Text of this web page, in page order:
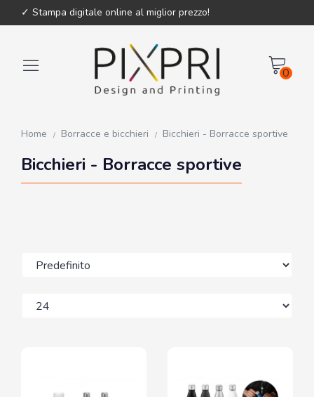
✓ Stampa digitale online al miglior prezzo!
0
Home Borracce e bicchieri Bicchieri - Borracce sportive
Bicchieri - Borracce sportive